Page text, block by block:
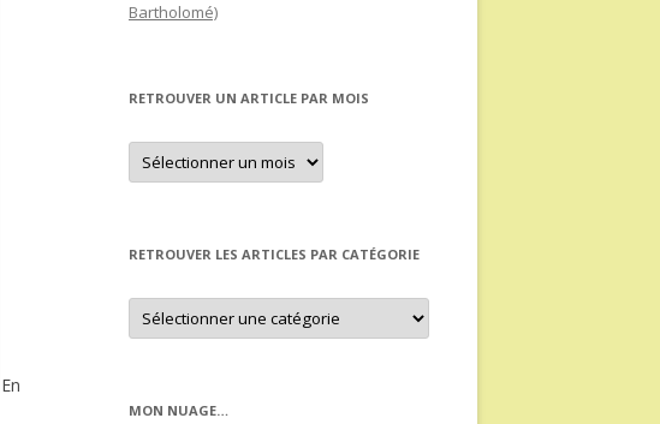
En
Bartholomé)
RETROUVER UN ARTICLE PAR MOIS
Retrouver
un
article
RETROUVER LES ARTICLES PAR CATÉGORIE
Retrouver
les
articles
MON NUAGE…